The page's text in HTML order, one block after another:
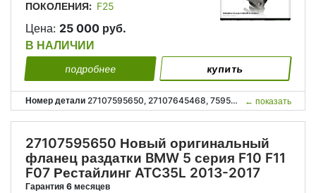
ПОКОЛЕНИЯ: F25
Цена: 25 000 руб.
В НАЛИЧИИ
подробнее купить
Номер детали 27107595650, 27107645468, 7595650, 7645468, 27 10 7 595 650, 27 10 7 645 468; ← показать
27107595650 Новый оригинальный
фланец раздатки BMW 5 серия F10 F11
F07 Рестайлинг ATC35L 2013-2017
Гарантия 6 месяцев